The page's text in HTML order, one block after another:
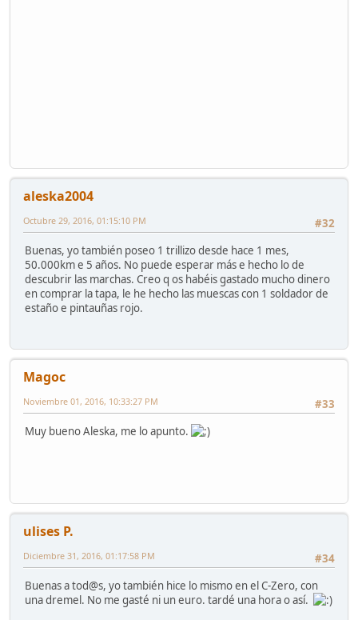
aleska2004
#32
Octubre 29, 2016, 01:15:10 PM
Buenas, yo también poseo 1 trillizo desde hace 1 mes,
50.000km e 5 años. No puede esperar más e hecho lo de
descubrir las marchas. Creo q os habéis gastado mucho dinero
en comprar la tapa, le he hecho las muescas con 1 soldador de
estaño e pintauñas rojo.
Magoc
#33
Noviembre 01, 2016, 10:33:27 PM
Muy bueno Aleska, me lo apunto.
ulises P.
#34
Diciembre 31, 2016, 01:17:58 PM
Buenas a tod@s, yo también hice lo mismo en el C-Zero, con
una dremel. No me gasté ni un euro. tardé una hora o así.